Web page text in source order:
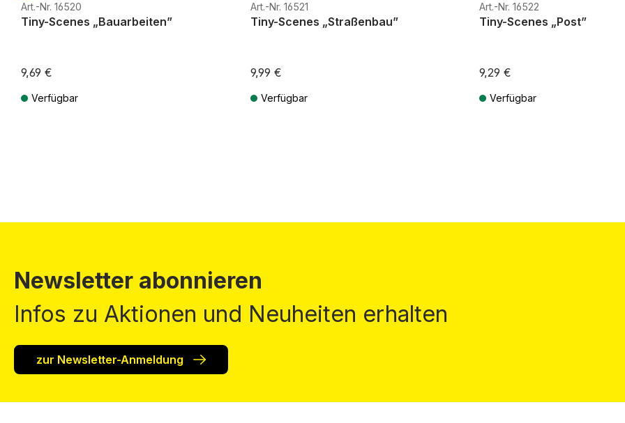
Art.-Nr. 16520
Tiny-Scenes „Bauarbeiten”
9,69 €
Verfügbar
Art.-Nr. 16521
Tiny-Scenes „Straßenbau”
9,99 €
Verfügbar
Art.-Nr. 16522
Tiny-Scenes „Post”
9,29 €
Verfügbar
Newsletter abonnieren
Infos zu Aktionen und Neuheiten erhalten
zur Newsletter-Anmeldung